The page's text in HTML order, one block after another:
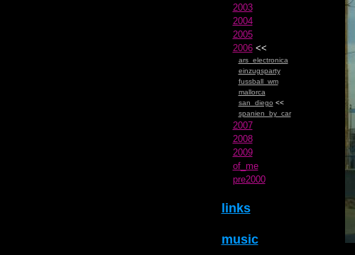
2003
2004
2005
2006<<
ars_electronica
einzugsparty
fussball_wm
mallorca
san_diego <<
spanien_by_car
2007
2008
2009
of_me
pre2000
links
music